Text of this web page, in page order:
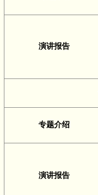
演讲报告
专题介绍
演讲报告